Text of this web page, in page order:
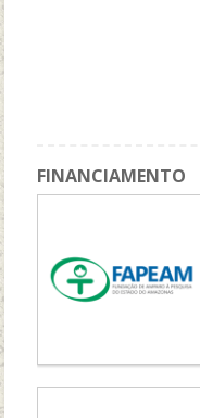
FINANCIAMENTO